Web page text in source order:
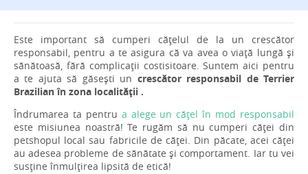
Este important să cumperi cățelul de la un crescător
responsabil, pentru a te asigura că va avea o viață lungă și
sănătoasă, fără complicații costisitoare. Suntem aici pentru
a te ajuta să găsești un crescător responsabil de Terrier
Brazilian în zona localității .
Îndrumarea ta pentru a alege un cățel în mod responsabil
este misiunea noastră! Te rugăm să nu cumperi căței din
petshopul local sau fabricile de căței. Din păcate, acei căței
au adesea probleme de sănătate și comportament. Iar tu vei
susține înmulțirea lipsită de etică!